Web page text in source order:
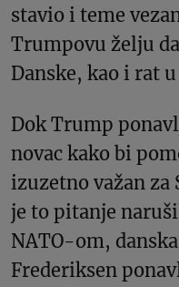
stavio i teme
Trumpovu želju
Danske, kao i rat
Dok Trump
novac kako bi
izuzetno važan za
je to pitanje
NATO-om,
Frederiksen